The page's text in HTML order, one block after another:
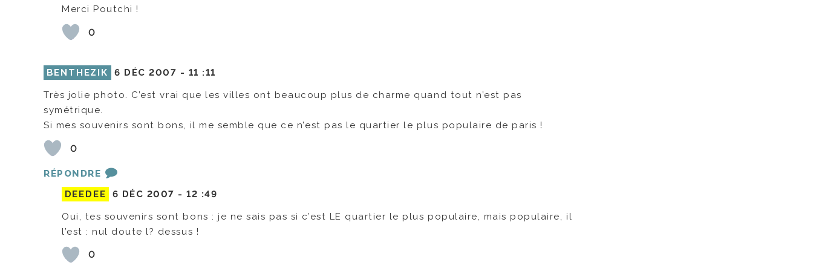
Merci Poutchi !
0
BENTHEZIK 6 DÉC 2007 - 11 :11
Très jolie photo. C’est vrai que les villes ont beaucoup plus de charme quand tout n’est pas
symétrique.
Si mes souvenirs sont bons, il me semble que ce n’est pas le quartier le plus populaire de paris !
0
RÉPONDRE
DEEDEE
6 DÉC 2007 -12 :49
Oui, tes souvenirs sont bons : je ne sais pas si c’est LE quartier le plus populaire, mais populaire, il
l’est : nul doute l? dessus !
0